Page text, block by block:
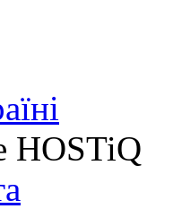
HOSTiQ